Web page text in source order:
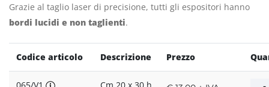
Grazie al taglio laser di precisione, tutti gli espositori hanno
bordi lucidi e non taglienti.
Codice articolo Descrizione Prezzo